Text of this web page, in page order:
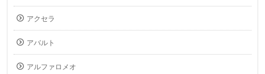
アクセラ
アバルト
アルファロメオ